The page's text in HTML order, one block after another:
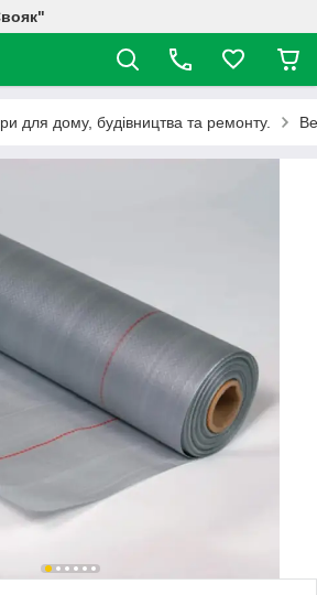
для дому, будівництва та ремонту.